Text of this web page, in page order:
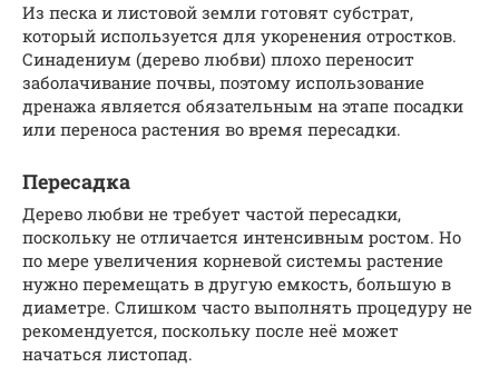
Из песка и листовой земли готовят субстрат,
который используется для укоренения отростков.
Синадениум (дерево любви) плохо переносит
заболачивание почвы, поэтому использование
дренажа является обязательным на этапе посадки
или переноса растения во время пересадки.
Пересадка
Дерево любви не требует частой пересадки,
поскольку не отличается интенсивным ростом. Но
по мере увеличения корневой системы растение
нужно перемещать в другую емкость, большую в
диаметре. Слишком часто выполнять процедуру не
рекомендуется, поскольку после неё может
начаться листопад.